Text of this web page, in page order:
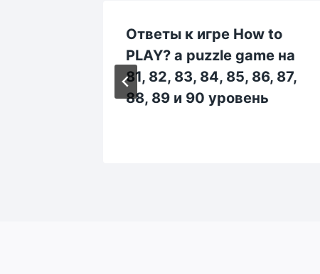
Ответы к игре How to
PLAY? a puzzle game на
81, 82, 83, 84, 85, 86, 87,
88, 89 и 90 уровень